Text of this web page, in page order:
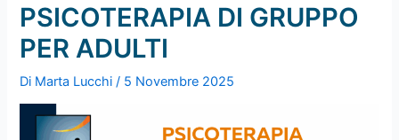
PSICOTERAPIA DI GRUPPO
PER ADULTI
Di Marta Lucchi/ 5 Novembre 2025